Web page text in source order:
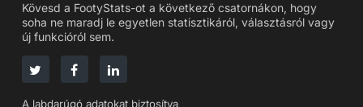
Kövesd a FootyStats-ot a következő csatornákon, hogy
soha ne maradj le egyetlen statisztikáról, választásról vagy
új funkcióról sem.
A labdarúgó adatokat biztosítva